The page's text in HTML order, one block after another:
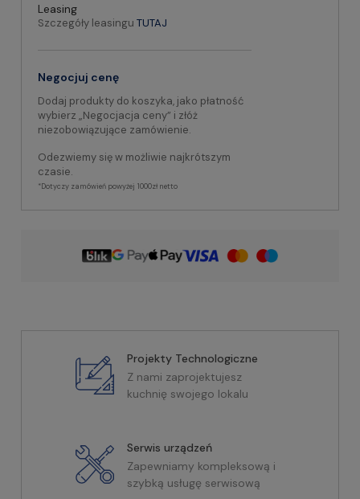
Leasing
Szczegóły leasingu TUTAJ
Negocjuj cenę
Dodaj produkty do koszyka, jako płatność
wybierz „Negocjacja ceny” i złóż
niezobowiązujące zamówienie.
Odezwiemy się w możliwie najkrótszym
czasie.
*Dotyczy zamówień powyżej 1000zł netto
Projekty Technologiczne
Z nami zaprojektujesz
kuchnię swojego lokalu
Serwis urządzeń
Zapewniamy kompleksową i
szybką usługę serwisową